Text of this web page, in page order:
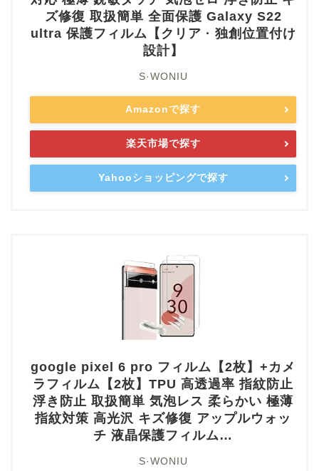
ズ修復 取扱簡単 全面保護 Galaxy S22
ultra 保護フィルム【クリア · 独創位置付け
設計】
S·WONIU
Amazonで探す
楽天市場で探す
Yahooショッピングで探す
google pixel 6 pro フィルム【2枚】+カメ
ラフィルム【2枚】TPU 高透過率 指紋防止
浮き防止 取扱簡単 気泡レス 柔らかい 極薄
指紋対策 高光沢 キズ修復 アップルウォッ
チ 液晶保護フィルム…
S·WONIU